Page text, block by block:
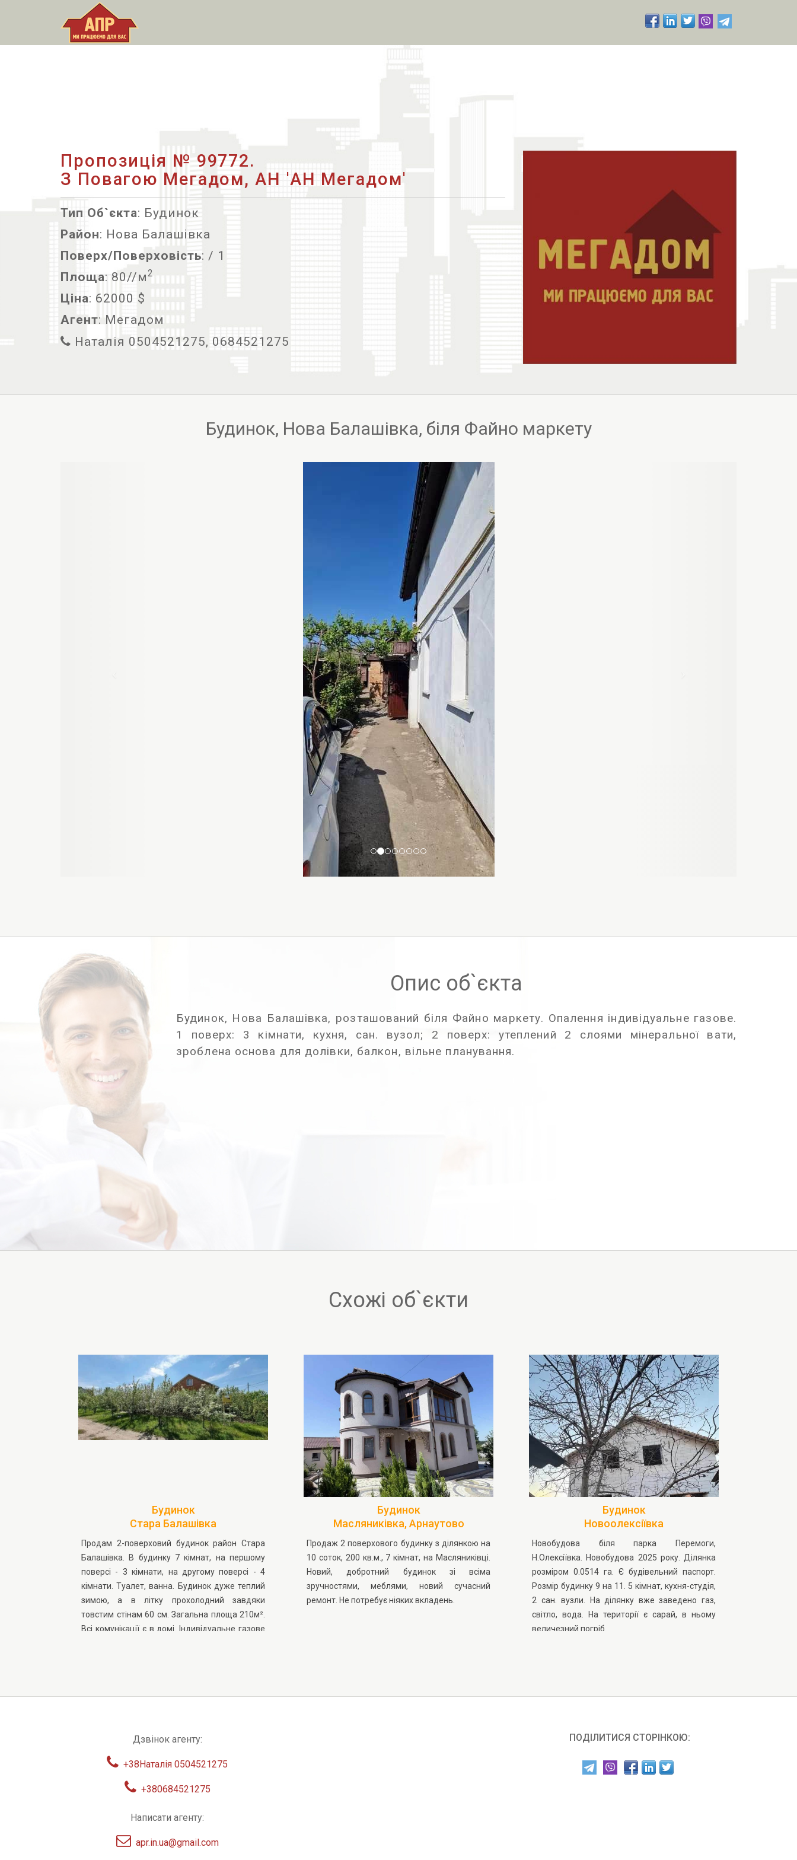
Пропозиція № 99772.
З Повагою Мегадом, АН 'АН Мегадом'
Тип Об`єкта: Будинок
Район: Нова Балашівка
Поверх/Поверховість: / 1
Площа: 80//м2
Ціна: 62000 $
Агент: Мегадом
Наталія 0504521275, 0684521275
Будинок, Нова Балашівка, біля Файно маркету
Опис об`єкта
Будинок, Нова Балашівка, розташований біля Файно маркету. Опалення індивідуальне газове.
1 поверх: 3 кімнати, кухня, сан. вузол; 2 поверх: утеплений 2 слоями мінеральної вати,
зроблена основа для долівки, балкон, вільне планування.
Схожі об`єкти
Будинок
Стара Балашівка
Продам 2-поверховий будинок район Стара
Балашівка. В будинку 7 кімнат, на першому
поверсі - 3 кімнати, на другому поверсі - 4
кімнати. Туалет, ванна. Будинок дуже теплий
зимою, а в літку прохолодний завдяки
товстим стінам 60 см. Загальна площа 210м².
Всі комунікації є в домі. Індивідуальне газове
туалет. Є можливість побудувати 3-й поверх.
Будинок
Масляниківка, Арнаутово
Продаж 2 поверхового будинку з ділянкою на
10 соток, 200 кв.м., 7 кімнат, на Масляниківці.
Новий, добротний будинок зі всіма
зручностями, меблями, новий сучасний
ремонт. Не потребує ніяких вкладень.
Будинок
Новоолексіївка
Новобудова біля парка Перемоги,
Н.Олексіївка. Новобудова 2025 року. Ділянка
розміром 0.0514 га. Є будівельний паспорт.
Розмір будинку 9 на 11. 5 кімнат, кухня-студія,
2 сан. вузли. На ділянку вже заведено газ,
світло, вода. На території є сарай, в ньому
величезний погріб.
Дзвінок агенту:
+38Наталія 0504521275
+380684521275
Написати агенту:
apr.in.ua@gmail.com
ПОДІЛИТИСЯ СТОРІНКОЮ: